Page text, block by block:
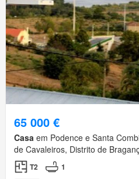
65 000 €
Casa em Podence e Santa
de Cavaleiros, Distrito de
T2 1